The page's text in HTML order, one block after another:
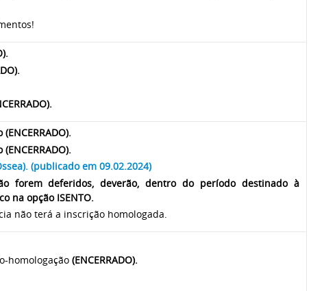
(publicado em 09.02.2024)
forem deferidos, deverão, dentro do período destinado à
na opção ISENTO.
não terá a inscrição homologada.
homologação (ENCERRADO).